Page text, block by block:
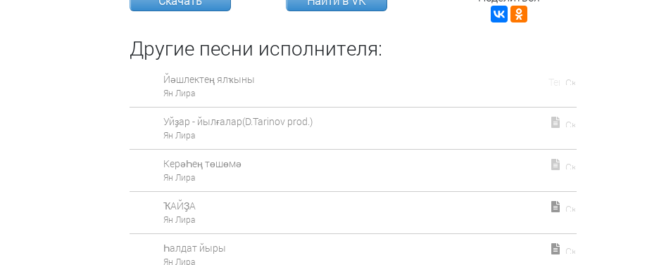
Другие песни исполнителя:
Йәшлектең ялҡыны
Ян Лира
Уйҙар - йылғалар(D.Tarinov prod.)
Ян Лира
КерәҺең төшөмә
Ян Лира
ҠАЙҘА
Ян Лира
Һалдат йыры
Ян Лира